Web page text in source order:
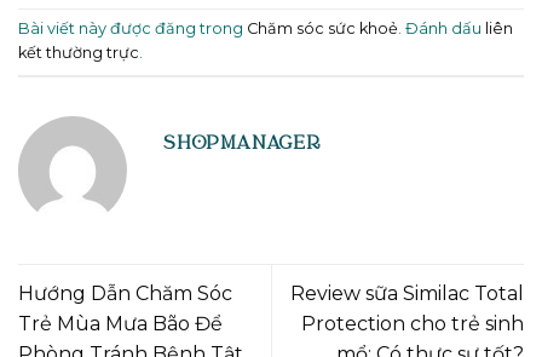
Bài viết này được đăng trong Chăm sóc sức khoẻ. Đánh dấu liên
kết thường trực.
SHOPMANAGER
Hướng Dẫn Chăm Sóc
Trẻ Mùa Mưa Bão Để
Review sữa Similac Total
Protection cho trẻ sinh